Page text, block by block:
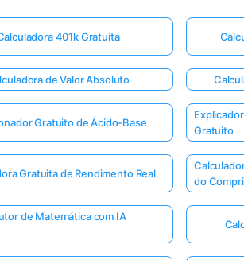
401k Gratuita
de Valor Absoluto
Gratuito de Ácido-Base
Gratuito
Gratuita de Rendimento Real
do
de Matemática com IA